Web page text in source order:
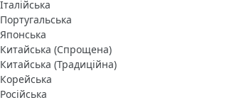
Італійська
Португальська
Японська
Китайська (Спрощена)
Китайська (Традиційна)
Корейська
Російська